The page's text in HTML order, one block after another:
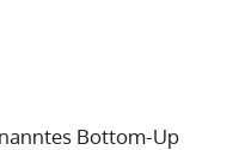
Bottom-Up